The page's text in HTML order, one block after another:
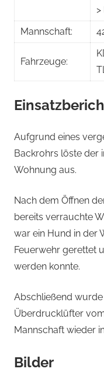
Mannschaft:
Fahrzeuge:
Aufgrund eines
Backrohrs löste der
Wohnung aus.
Nach dem Öffnen
bereits verrauchte
war ein Hund in der
Feuerwehr gerettet
werden konnte.
Abschließend
Überdrucklüfter
Mannschaft wieder
Bilder